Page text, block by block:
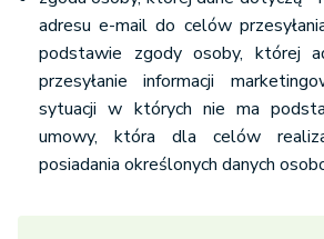
adresu e-mail do celów
podstawie zgody osoby, której
przesyłanie informacji
sytuacji w których nie ma
umowy, która dla celów
posiadania określonych danych